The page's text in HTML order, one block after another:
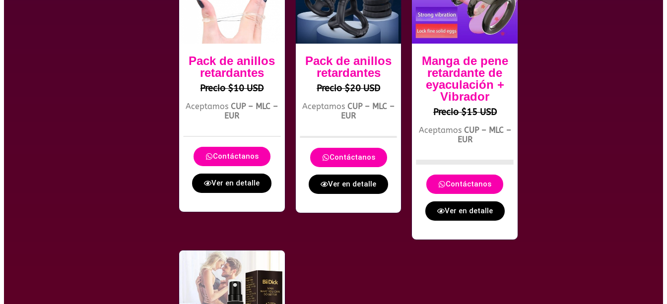
Pack de anillos
retardantes
Precio $10 USD
AceptamosCUP – MLC –
EUR
Contáctanos
Ver en detalle
Pack de anillos
retardantes
Precio $20 USD
AceptamosCUP – MLC –
EUR
Contáctanos
Ver en detalle
Manga de pene
retardante de
eyaculación +
Vibrador
Precio $15 USD
Aceptamos CUP – MLC –
EUR
Contáctanos
Ver en detalle